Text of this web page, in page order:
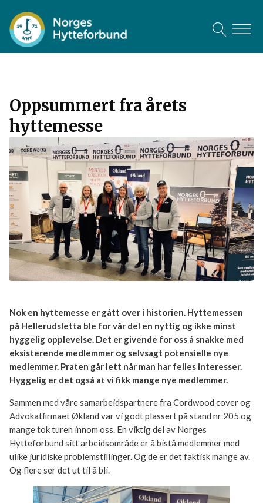
Oppsummert fra årets
hyttemesse
Nok en hyttemesse er gått over i historien. Hyttemessen
på Hellerudsletta ble for vår del en nyttig og ikke minst
hyggelig opplevelse. Det er givende for oss å snakke med
eksisterende medlemmer og selvsagt potensielle nye
medlemmer. Praten går lett når man har felles interesser.
Hyggelig er det også at vi fikk mange nye medlemmer.
Sammen med våre samarbeidspartnere fra Cordwood cover og
Advokatfirmaet Økland var vi godt plassert på stand nr 205 og
mange tok turen innom oss. En viktig del av Norges
Hytteforbund sitt arbeidsområde er å bistå medlemmer med
ulike juridiske problemstillinger. Og de er det faktisk mange av.
Og flere ser det ut til å bli.
11
8
15